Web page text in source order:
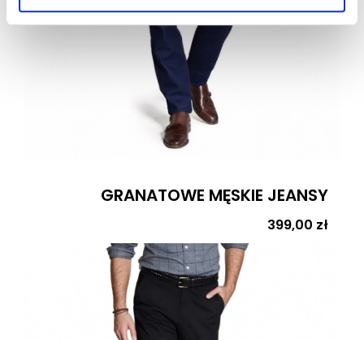
GRANATOWE MĘSKIE JEANSY
Cena
399,00 zł